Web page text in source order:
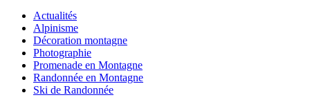
Actualités
Alpinisme
Décoration montagne
Photographie
Promenade en Montagne
Randonnée en Montagne
Ski de Randonnée